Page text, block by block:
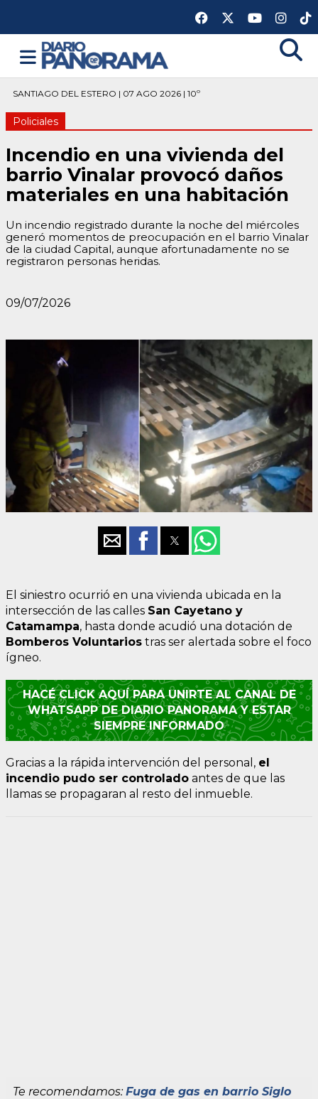
SANTIAGO DEL ESTERO | 07 AGO 2026 | 10º
Policiales
Incendio en una vivienda del
barrio Vinalar provocó daños
materiales en una habitación
Un incendio registrado durante la noche del miércoles
generó momentos de preocupación en el barrio Vinalar
de la ciudad Capital, aunque afortunadamente no se
registraron personas heridas.
09/07/2026
El siniestro ocurrió en una vivienda ubicada en la
intersección de las calles San Cayetano y
Catamampa, hasta donde acudió una dotación de
Bomberos Voluntarios tras ser alertada sobre el foco
ígneo.
HACÉ CLICK AQUÍ PARA UNIRTE AL CANAL DE
WHATSAPP DE DIARIO PANORAMA Y ESTAR
SIEMPRE INFORMADO
Gracias a la rápida intervención del personal, el
incendio pudo ser controlado antes de que las
llamas se propagaran al resto del inmueble.
Te recomendamos:Fuga de gas en barrio Siglo